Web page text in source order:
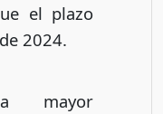
el plazo
2024.
mayor